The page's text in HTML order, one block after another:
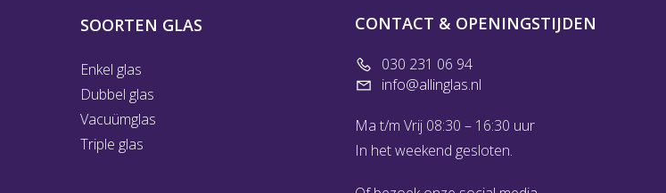
SOORTEN GLAS
Enkel glas
Dubbel glas
Vacuümglas
Triple glas
CONTACT & OPENINGSTIJDEN
030 231 06 94
info@allinglas.nl
Ma t/m Vrij 08:30 – 16:30 uur
In het weekend gesloten.